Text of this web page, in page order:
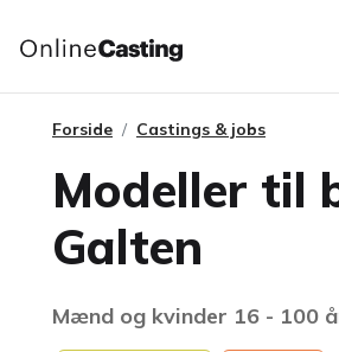
Forside Castings & jobs
Modeller til
Galten
Mænd og kvinder 16 - 100